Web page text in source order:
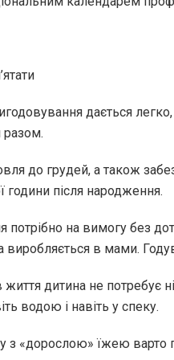
дається
разом.
до грудей, а також
після народження.
потрібно на вимогу без
виробляється в мами.
дитина не потребує
водою і навіть у спеку.
з «дорослою» їжею варто